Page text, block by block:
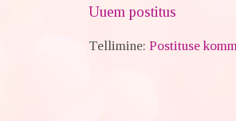
Uuem postitus
Tellimine:Postituse